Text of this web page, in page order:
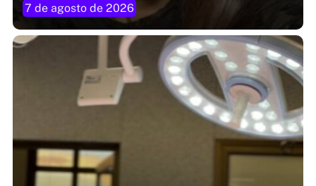
7 de agosto de 2026